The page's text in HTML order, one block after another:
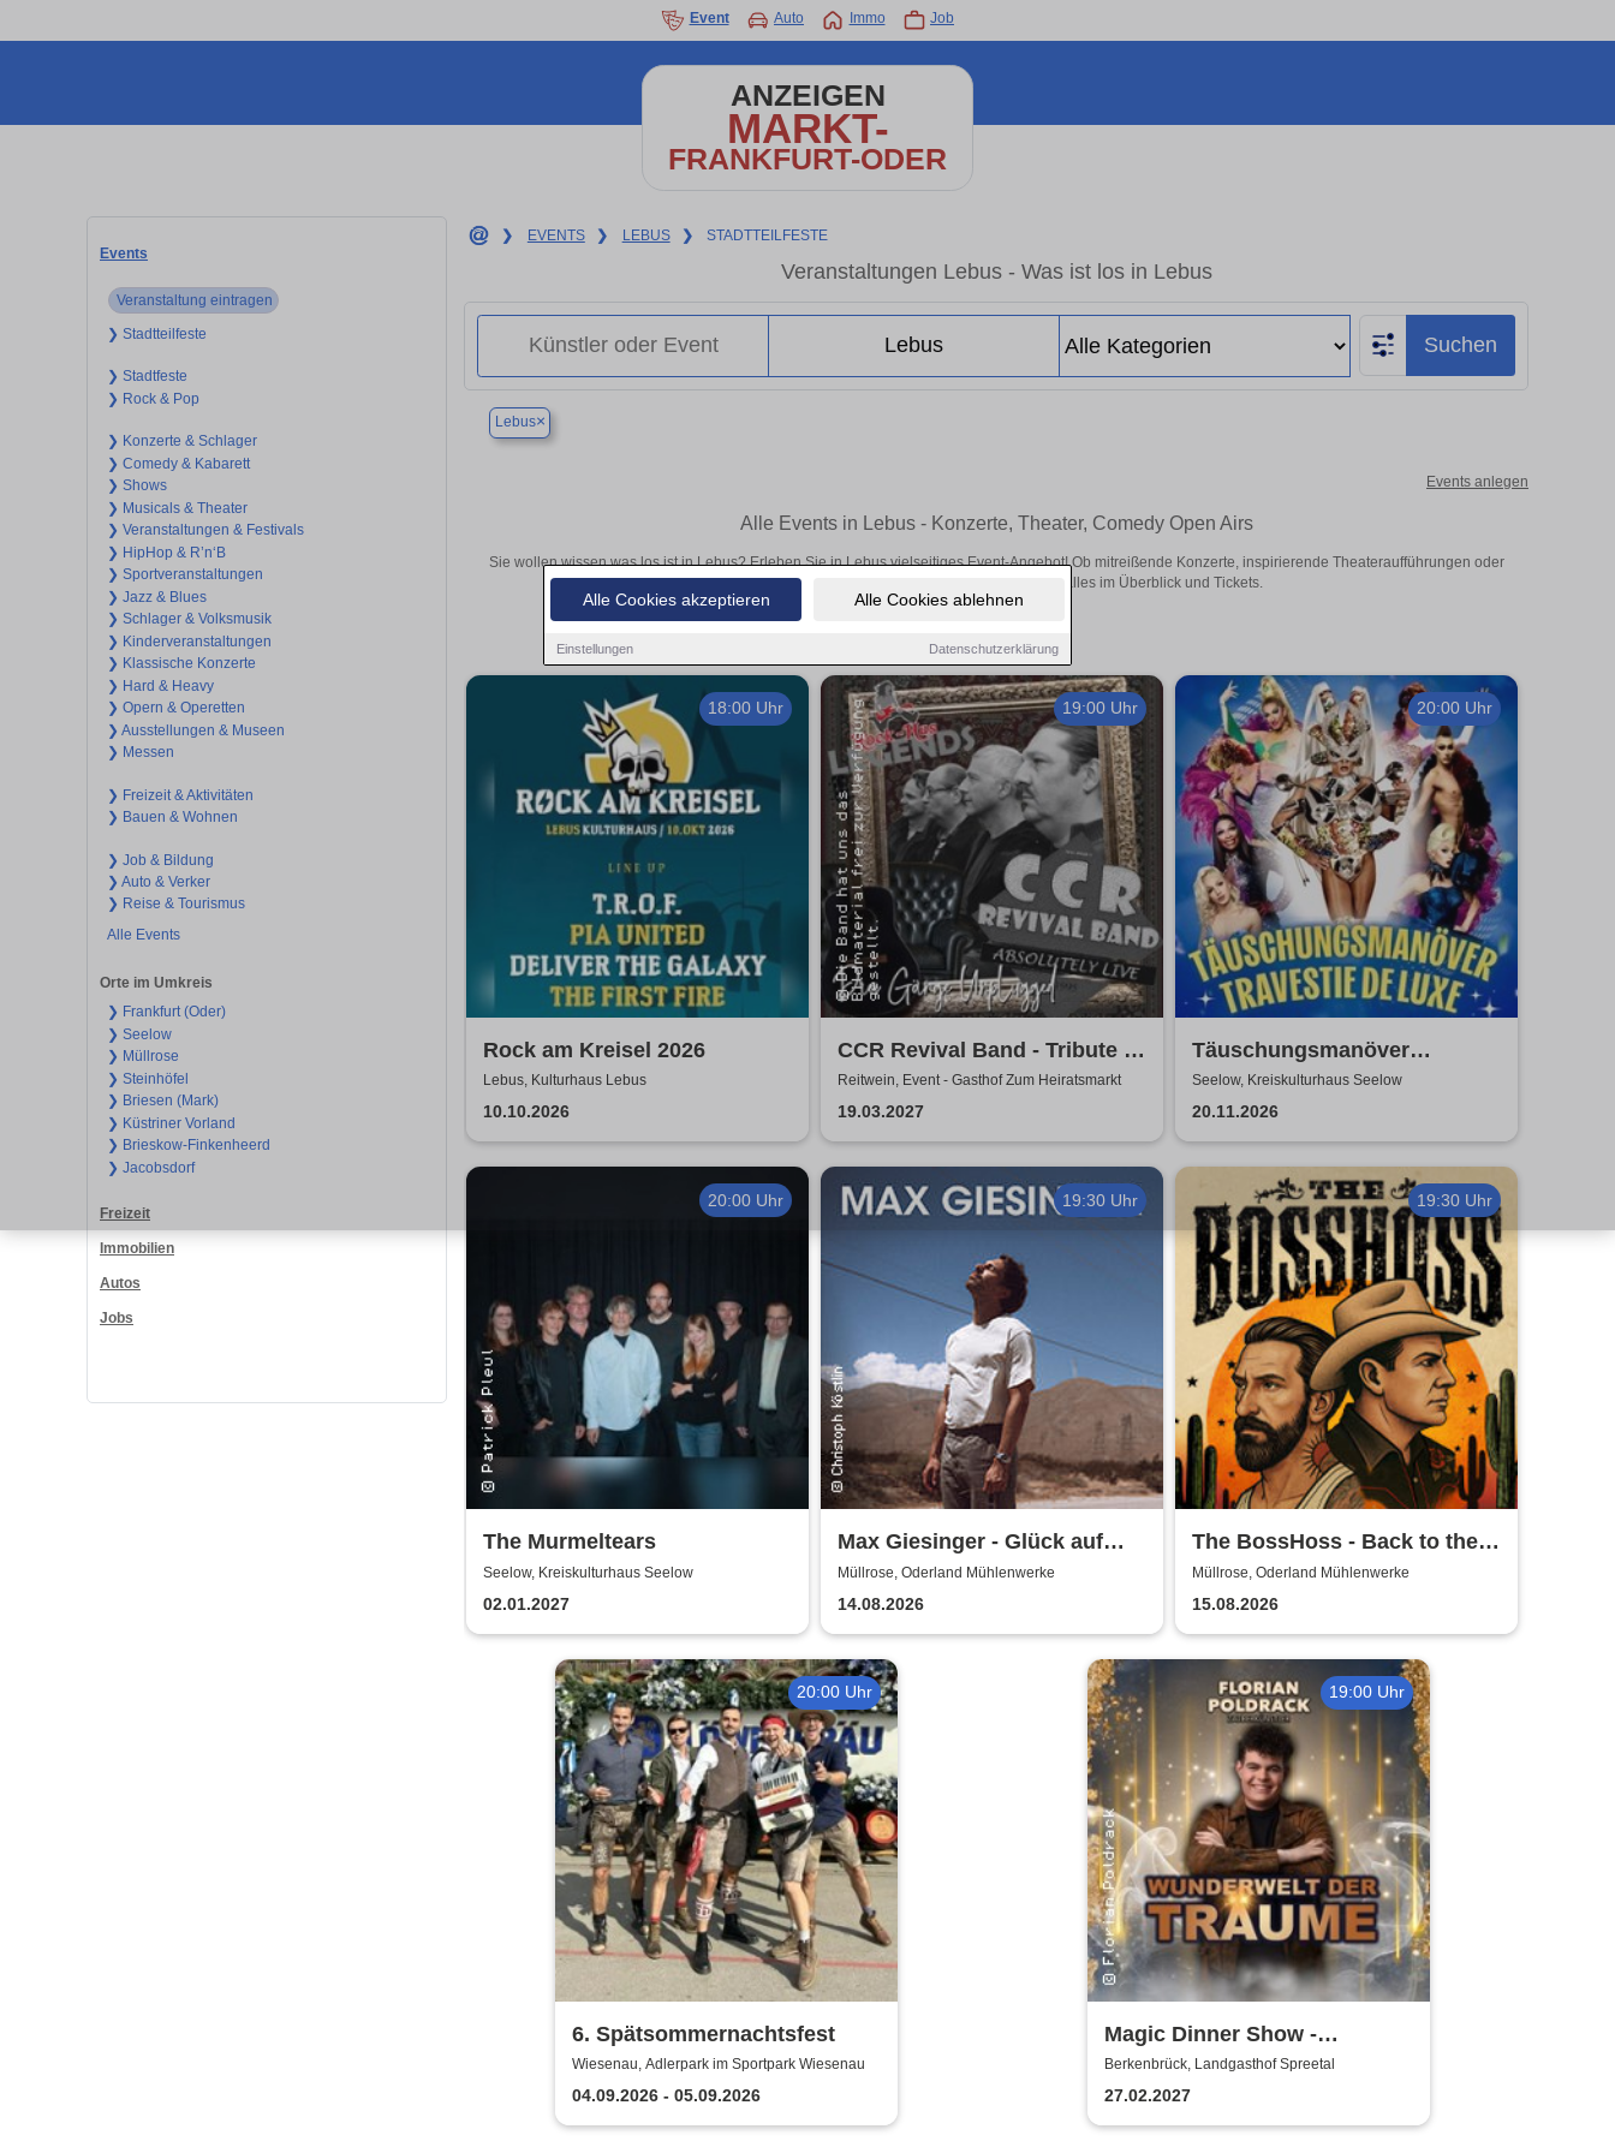
Alle Cookies akzeptieren Alle Cookies ablehnen
Einstellungen Datenschutzerklärung
Event Auto Immo Job
ANZEIGEN
MARKT-
FRANKFURT-ODER
Events
Veranstaltung eintragen
❯ Stadtteilfeste
❯ Stadtfeste
❯ Rock & Pop
❯ Konzerte & Schlager
❯ Comedy & Kabarett
❯ Shows
❯ Musicals & Theater
❯ Veranstaltungen & Festivals
❯ HipHop & R’n‘B
❯ Sportveranstaltungen
❯ Jazz & Blues
❯ Schlager & Volksmusik
❯ Kinderveranstaltungen
❯ Klassische Konzerte
❯ Hard & Heavy
❯ Opern & Operetten
❯ Ausstellungen & Museen
❯ Messen
❯ Freizeit & Aktivitäten
❯ Bauen & Wohnen
❯ Job & Bildung
❯ Auto & Verker
❯ Reise & Tourismus
Alle Events
Orte im Umkreis
❯ Frankfurt (Oder)
❯ Seelow
❯ Müllrose
❯ Steinhöfel
❯ Briesen (Mark)
❯ Küstriner Vorland
❯ Brieskow-Finkenheerd
❯ Jacobsdorf
Freizeit
Immobilien
Autos
Jobs
❯ EVENTS ❯ LEBUS ❯ STADTTEILFESTE
Veranstaltungen Lebus - Was ist los in Lebus
Suchen
Lebus×
Events anlegen
Alle Events in Lebus - Konzerte, Theater, Comedy Open Airs
Sie wollen wissen was los ist in Lebus? Erleben Sie in Lebus vielseitiges Event-Angebot! Ob mitreißende Konzerte, inspirierende Theateraufführungen oder
aufregende Veranstaltungen in Lebus – hier finden alles im Überblick und Tickets.
18:00 Uhr
Rock am Kreisel 2026
Lebus, Kulturhaus Lebus
10.10.2026
19:00 Uhr
CCR Revival Band - Tribute to
Creedence Clearwater Revival
Reitwein, Event - Gasthof Zum Heiratsmarkt
19.03.2027
20:00 Uhr
Täuschungsmanöver
Travestie Show | Travestie de
Luxe
Seelow, Kreiskulturhaus Seelow
20.11.2026
20:00 Uhr
The Murmeltears
Seelow, Kreiskulturhaus Seelow
02.01.2027
19:30 Uhr
Max Giesinger - Glück auf
den Straßen 2026
Müllrose, Oderland Mühlenwerke
14.08.2026
19:30 Uhr
The BossHoss - Back to the
Boots - LIVE - Summer 2026
Müllrose, Oderland Mühlenwerke
15.08.2026
20:00 Uhr
6. Spätsommernachtsfest
Wiesenau, Adlerpark im Sportpark Wiesenau
04.09.2026 - 05.09.2026
19:00 Uhr
Magic Dinner Show -
WUNDERWELT DER TRÄUME
| Florian Poldrack
Zauberkunst
Berkenbrück, Landgasthof Spreetal
27.02.2027